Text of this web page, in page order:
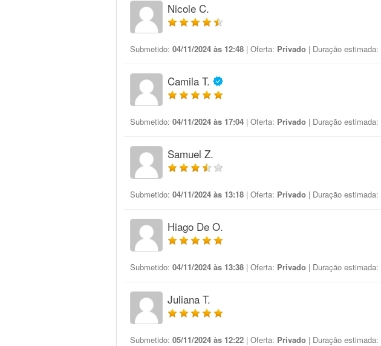
Nicole C.
Submetido: 04/11/2024 às 12:48 | Oferta: Privado | Duração estimada:
Camila T.
Submetido: 04/11/2024 às 17:04 | Oferta: Privado | Duração estimada:
Samuel Z.
Submetido: 04/11/2024 às 13:18 | Oferta: Privado | Duração estimada:
Hiago De O.
Submetido: 04/11/2024 às 13:38 | Oferta: Privado | Duração estimada:
Juliana T.
Submetido: 05/11/2024 às 12:22 | Oferta: Privado | Duração estimada: